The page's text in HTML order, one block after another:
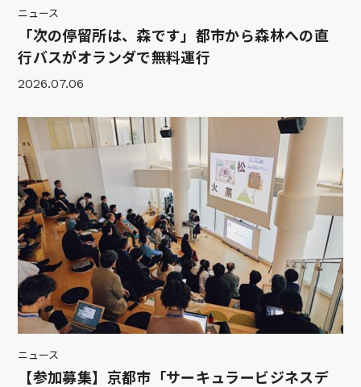
ニュース
「次の停留所は、森です」都市から森林への直
行バスがオランダで無料運行
2026.07.06
ニュース
【参加募集】京都市「サーキュラービジネスデ